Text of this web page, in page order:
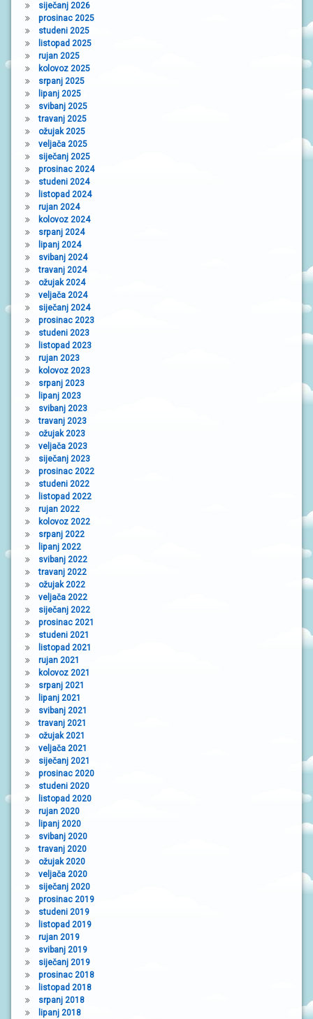
N
I
V
R
T
I
Ć
I
siječanj 2026
prosinac 2025
studeni 2025
listopad 2025
rujan 2025
kolovoz 2025
srpanj 2025
lipanj 2025
svibanj 2025
travanj 2025
ožujak 2025
veljača 2025
siječanj 2025
prosinac 2024
studeni 2024
listopad 2024
rujan 2024
kolovoz 2024
srpanj 2024
lipanj 2024
svibanj 2024
travanj 2024
ožujak 2024
veljača 2024
siječanj 2024
prosinac 2023
studeni 2023
listopad 2023
rujan 2023
kolovoz 2023
srpanj 2023
lipanj 2023
svibanj 2023
travanj 2023
ožujak 2023
veljača 2023
siječanj 2023
prosinac 2022
studeni 2022
listopad 2022
rujan 2022
kolovoz 2022
srpanj 2022
lipanj 2022
svibanj 2022
travanj 2022
ožujak 2022
veljača 2022
siječanj 2022
prosinac 2021
studeni 2021
listopad 2021
rujan 2021
kolovoz 2021
srpanj 2021
lipanj 2021
svibanj 2021
travanj 2021
ožujak 2021
veljača 2021
siječanj 2021
prosinac 2020
studeni 2020
listopad 2020
rujan 2020
lipanj 2020
svibanj 2020
travanj 2020
ožujak 2020
veljača 2020
siječanj 2020
prosinac 2019
studeni 2019
listopad 2019
rujan 2019
svibanj 2019
siječanj 2019
prosinac 2018
listopad 2018
srpanj 2018
lipanj 2018